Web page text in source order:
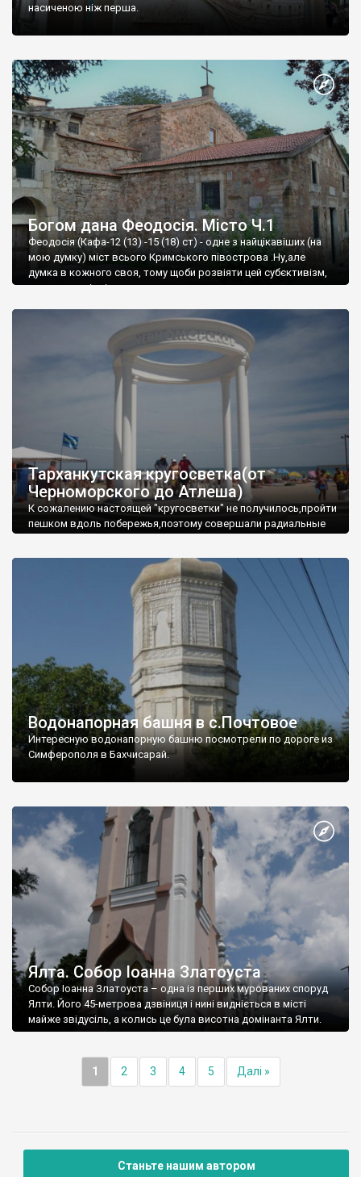
насиченою ніж перша.
Богом дана Феодосія. Місто Ч.1
Феодосія (Кафа-12 (13) -15 (18) ст) - одне з найцікавіших (на
мою думку) міст всього Кримського півострова .Ну,але
думка в кожного своя, тому щоби розвіяти цей субєктивізм,
запрошую відвідати це
Тарханкутская кругосветка(от
Черноморского до Атлеша)
К сожалению настоящей "кругосветки" не получилось,пройти
пешком вдоль побережья,поэтому совершали радиальные
Водонапорная башня в с.Почтовое
Интересную водонапорную башню посмотрели по дороге из
Симферополя в Бахчисарай.
Ялта. Собор Іоанна Златоуста
Собор Іоанна Златоуста – одна із перших мурованих споруд
Ялти. Його 45-метрова дзвіниця і нині видніється в місті
майже звідусіль, а колись це була висотна домінанта Ялти.
1 2 3 4 5 Далі »
Станьте нашим автором